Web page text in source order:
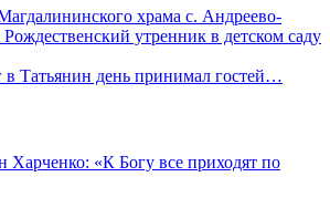
храма с. Андреево-
утренник в детском саду
в Татьянин день принимал гостей…